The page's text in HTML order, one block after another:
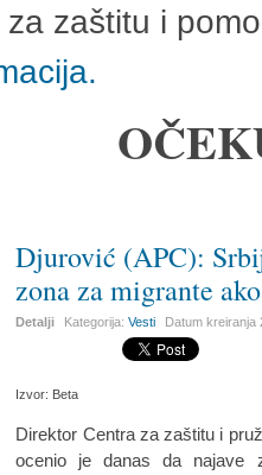
zaštitu i
Djurović (APC):
zona za migrante
Detalji Kategorija:Vesti Datum kreiranja
Izvor: Beta
Direktor Centra za zaštitu i
ocenio je danas da najave